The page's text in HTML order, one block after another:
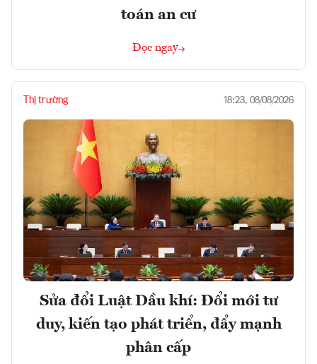
toán an cư
Đọc ngay
Thị trường 18:23, 08/08/2026
Sửa đổi Luật Dầu khí: Đổi mới tư
duy, kiến tạo phát triển, đẩy mạnh
phân cấp